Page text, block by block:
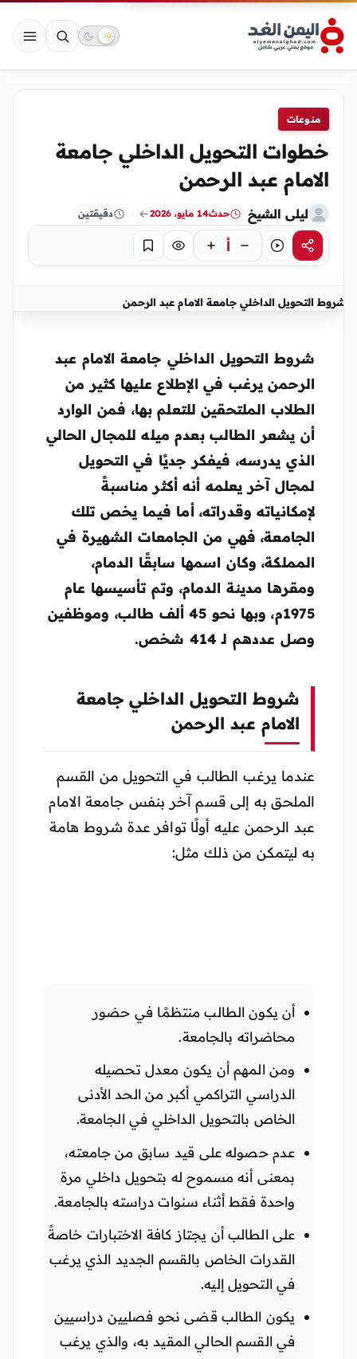
منوعات
خطوات التحويل الداخلي جامعة
الامام عبد الرحمن
ليلى الشيخ حدث14 مايو، 2026 دقيقتين
مشاركةاستماع أ تركيز حفظ
شروط التحويل الداخلي جامعة الامام عبد الرحمن
شروط التحويل الداخلي جامعة الامام عبد
الرحمن يرغب في الإطلاع عليها كثير من
الطلاب الملتحقين للتعلم بها، فمن الوارد
أن يشعر الطالب بعدم ميله للمجال الحالي
الذي يدرسه، فيفكر جديًا في التحويل
لمجال آخر يعلمه أنه أكثر مناسبةً
لإمكانياته وقدراته، أما فيما يخص تلك
الجامعة، فهي من الجامعات الشهيرة في
المملكة، وكان اسمها سابقًا الدمام،
ومقرها مدينة الدمام، وتم تأسيسها عام
1975م، وبها نحو 45 ألف طالب، وموظفين
وصل عددهم لـ 414 شخص.
شروط التحويل الداخلي جامعة
الامام عبد الرحمن
عندما يرغب الطالب في التحويل من القسم
الملحق به إلى قسم آخر بنفس جامعة الامام
عبد الرحمن عليه أولًا توافر عدة شروط هامة
به ليتمكن من ذلك مثل:
أن يكون الطالب منتظمًا في حضور
محاضراته بالجامعة.
ومن المهم أن يكون معدل تحصيله
الدراسي التراكمي أكبر من الحد الأدنى
الخاص بالتحويل الداخلي في الجامعة.
عدم حصوله على قيد سابق من جامعته،
بمعنى أنه مسموح له بتحويل داخلي مرة
واحدة فقط أثناء سنوات دراسته بالجامعة.
على الطالب أن يجتاز كافة الاختبارات خاصةً
القدرات الخاص بالقسم الجديد الذي يرغب
في التحويل إليه.
يكون الطالب قضى نحو فصليين دراسيين
في القسم الحالي المقيد به، والذي يرغب